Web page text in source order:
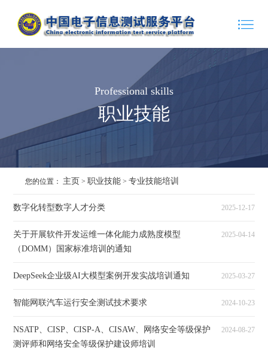
Professional skills
职业技能
您的位置： 主页 >职业技能 >专业技能培训
数字化转型数字人才分类 2025-12-17
关于开展软件开发运维一体化能力成熟度模型
（DOMM）国家标准培训的通知
2025-04-14
DeepSeek企业级AI大模型案例开发实战培训通知 2025-03-27
智能网联汽车运行安全测试技术要求 2024-10-23
NSATP、CISP、CISP-A、CISAW、网络安全等级保护
测评师和网络安全等级保护建设师培训
2024-08-27